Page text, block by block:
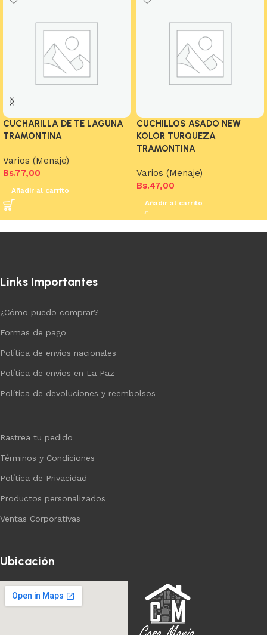
CUCHARILLA DE TE LAGUNA
TRAMONTINA
Varios (Menaje)
Bs.77,00
Añadir al carrito
CUCHILLOS ASADO NEW
KOLOR TURQUEZA
TRAMONTINA
Varios (Menaje)
Bs.47,00
Añadir al carrito
Links Importantes
¿Cómo puedo comprar?
Formas de pago
Política de envíos nacionales
Política de envíos en La Paz
Política de devoluciones y reembolsos
Rastrea tu pedido
Términos y Condiciones
Política de Privacidad
Productos personalizados
Ventas Corporativas
Ubicación